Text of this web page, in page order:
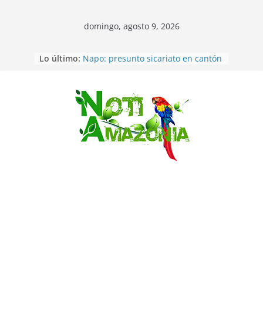
Saltar
domingo, agosto 9, 2026
Lo último: Pastaza: Fiscal no emite cargos
con una menor de10 años en
frontera sur
Napo: presunto sicariato en cantón
Archidona
Ecuador: dos jóvenes de 22 años
desaparecidos fueron encontrados
muertos en Puerto lopez